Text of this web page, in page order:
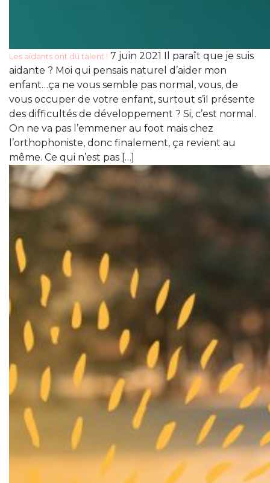
Les aidants ont du talent ! 7 juin 2021 Il paraît que je suis
aidante ? Moi qui pensais naturel d’aider mon
enfant…ça ne vous semble pas normal, vous, de
vous occuper de votre enfant, surtout s’il présente
des difficultés de développement ? Si, c’est normal.
On ne va pas l’emmener au foot mais chez
l’orthophoniste, donc finalement, ça revient au
même. Ce qui n’est pas […]